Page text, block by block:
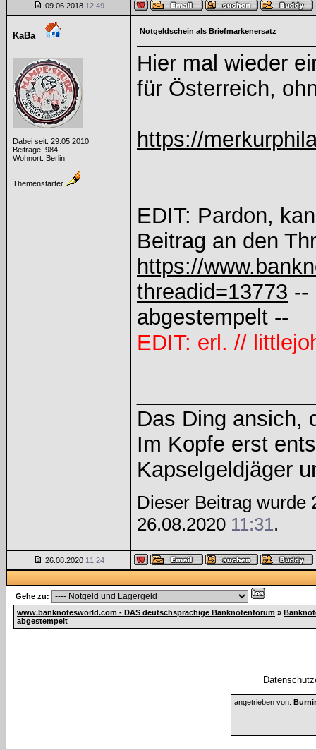
09.06.2018 12:49
KaBa
Dabei seit: 29.05.2010
Beiträge: 984
Wohnort: Berlin
Themenstarter
Notgeldschein als Briefmarkenersatz
Hier mal wieder
für Österreich,
https://
EDIT: Pardon,
Beitrag an den
https://
threadid=13773 --
abgestempelt --
EDIT: erl. //
Das Ding ansich,
Im Kopfe erst
Kapselgeldjäger
Dieser Beitrag wurde
26.08.2020 11:31.
26.08.2020 11:24
Gehe zu:
www.banknotesworld.com - DAS deutschsprachige Banknotenforum »
abgestempelt
angetrieben von: